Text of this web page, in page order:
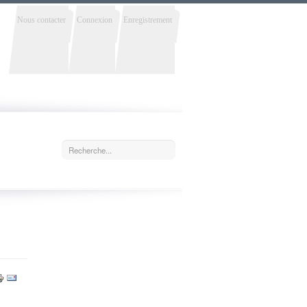
Nous contacter Connexion Enregistrement